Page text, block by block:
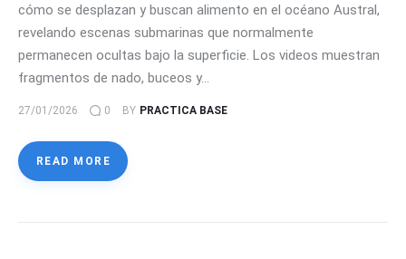
cómo se desplazan y buscan alimento en el océano Austral,
revelando escenas submarinas que normalmente
permanecen ocultas bajo la superficie. Los videos muestran
fragmentos de nado, buceos y…
27/01/2026 0 BY PRACTICA BASE
READ MORE